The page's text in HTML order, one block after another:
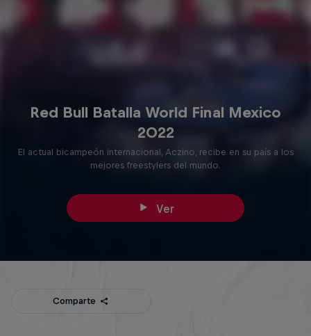
Red Bull Batalla World Final Mexico
2022
El actual bicampeón internacional, Aczino, recibe en su país a los
mejores freestylers del mundo.
Ver
Comparte